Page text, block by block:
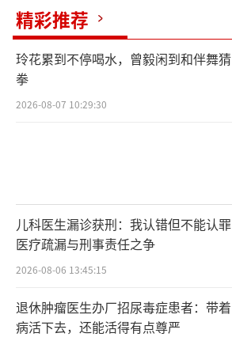
精彩推荐
玲花累到不停喝水，曾毅闲到和伴舞猜
拳
2026-08-07 10:29:30
儿科医生漏诊获刑：我认错但不能认罪
医疗疏漏与刑事责任之争
2026-08-06 13:45:15
退休肿瘤医生办厂招尿毒症患者：带着
病活下去，还能活得有点尊严